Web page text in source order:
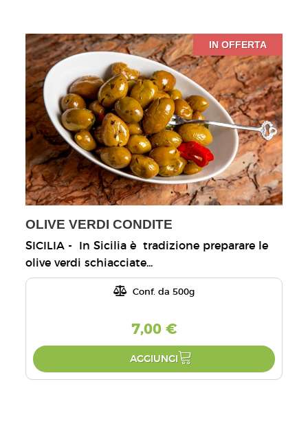
IN OFFERTA
OLIVE VERDI CONDITE
SICILIA - In Sicilia è tradizione preparare le
olive verdi schiacciate...
Conf. da 500g
7,00 €
AGGIUNGI